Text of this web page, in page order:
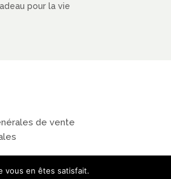
pour la vie
de vente
vous en êtes satisfait.